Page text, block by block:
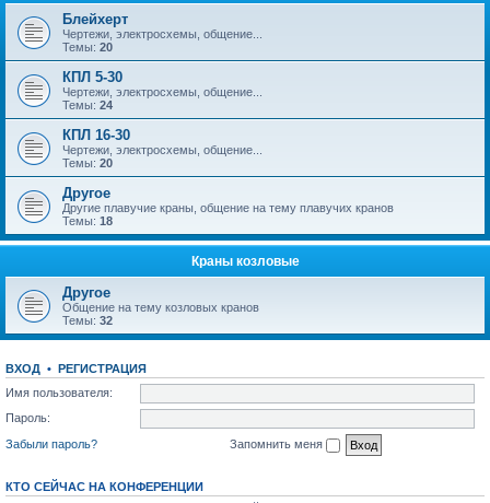
Блейхерт
Чертежи, электросхемы, общение...
Темы: 20
КПЛ 5-30
Чертежи, электросхемы, общение...
Темы: 24
КПЛ 16-30
Чертежи, электросхемы, общение...
Темы: 20
Другое
Другие плавучие краны, общение на тему плавучих кранов
Темы: 18
Краны козловые
Другое
Общение на тему козловых кранов
Темы: 32
ВХОД • РЕГИСТРАЦИЯ
Имя пользователя:
Пароль:
Забыли пароль?
Запомнить меня
КТО СЕЙЧАС НА КОНФЕРЕНЦИИ